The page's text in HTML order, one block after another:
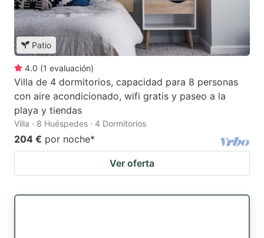
Patio
4.0 (1 evaluación)
Villa de 4 dormitorios, capacidad para 8 personas
con aire acondicionado, wifi gratis y paseo a la
playa y tiendas
Villa · 8 Huéspedes · 4 Dormitorios
204 € por noche*
Ver oferta